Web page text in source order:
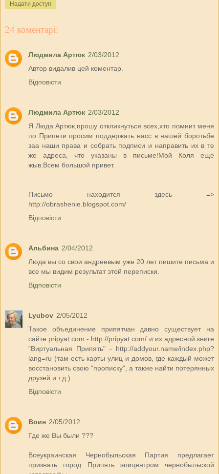
Надати доступ
24 коментарі:
Людмила Артюк 2/03/2012
Автор видалив цей коментар.
Відповісти
Людмила Артюк 2/03/2012
Я Люда Артюк,прошу откликнуться всех,хто помнит меня
по Припети просим поддержать насс в нашей боротьбе
заа наши права и собрать подписи и направить их в те
же адреса, что указаны в письме!Мой Коля еще
жыв.Всем большой привет.
Письмо находится здесь =>
http://obrashenie.blogspot.com/
Відповісти
Альбина 2/04/2012
Люда вы со свои андреевым уже 20 лет пишите письма и
все мы видим результат этой переписки.
Відповісти
Lyubov 2/05/2012
Такое объединение припятчан давно существует на
сайте pripyat.com - http://pripyat.com/ и их адресной книге
"Виртуальная Припять" - http://addyour.name/index.php?
lang=ru (там есть карты улиц и домов, где каждый может
восстановить свою "прописку", а также найти потерянных
друзей и т.д.).
Відповісти
Воин 2/05/2012
Где же Вы были ???
Всеукраинская Чернобыльская Партия предлагает
признать город Припять эпицентром чернобыльской